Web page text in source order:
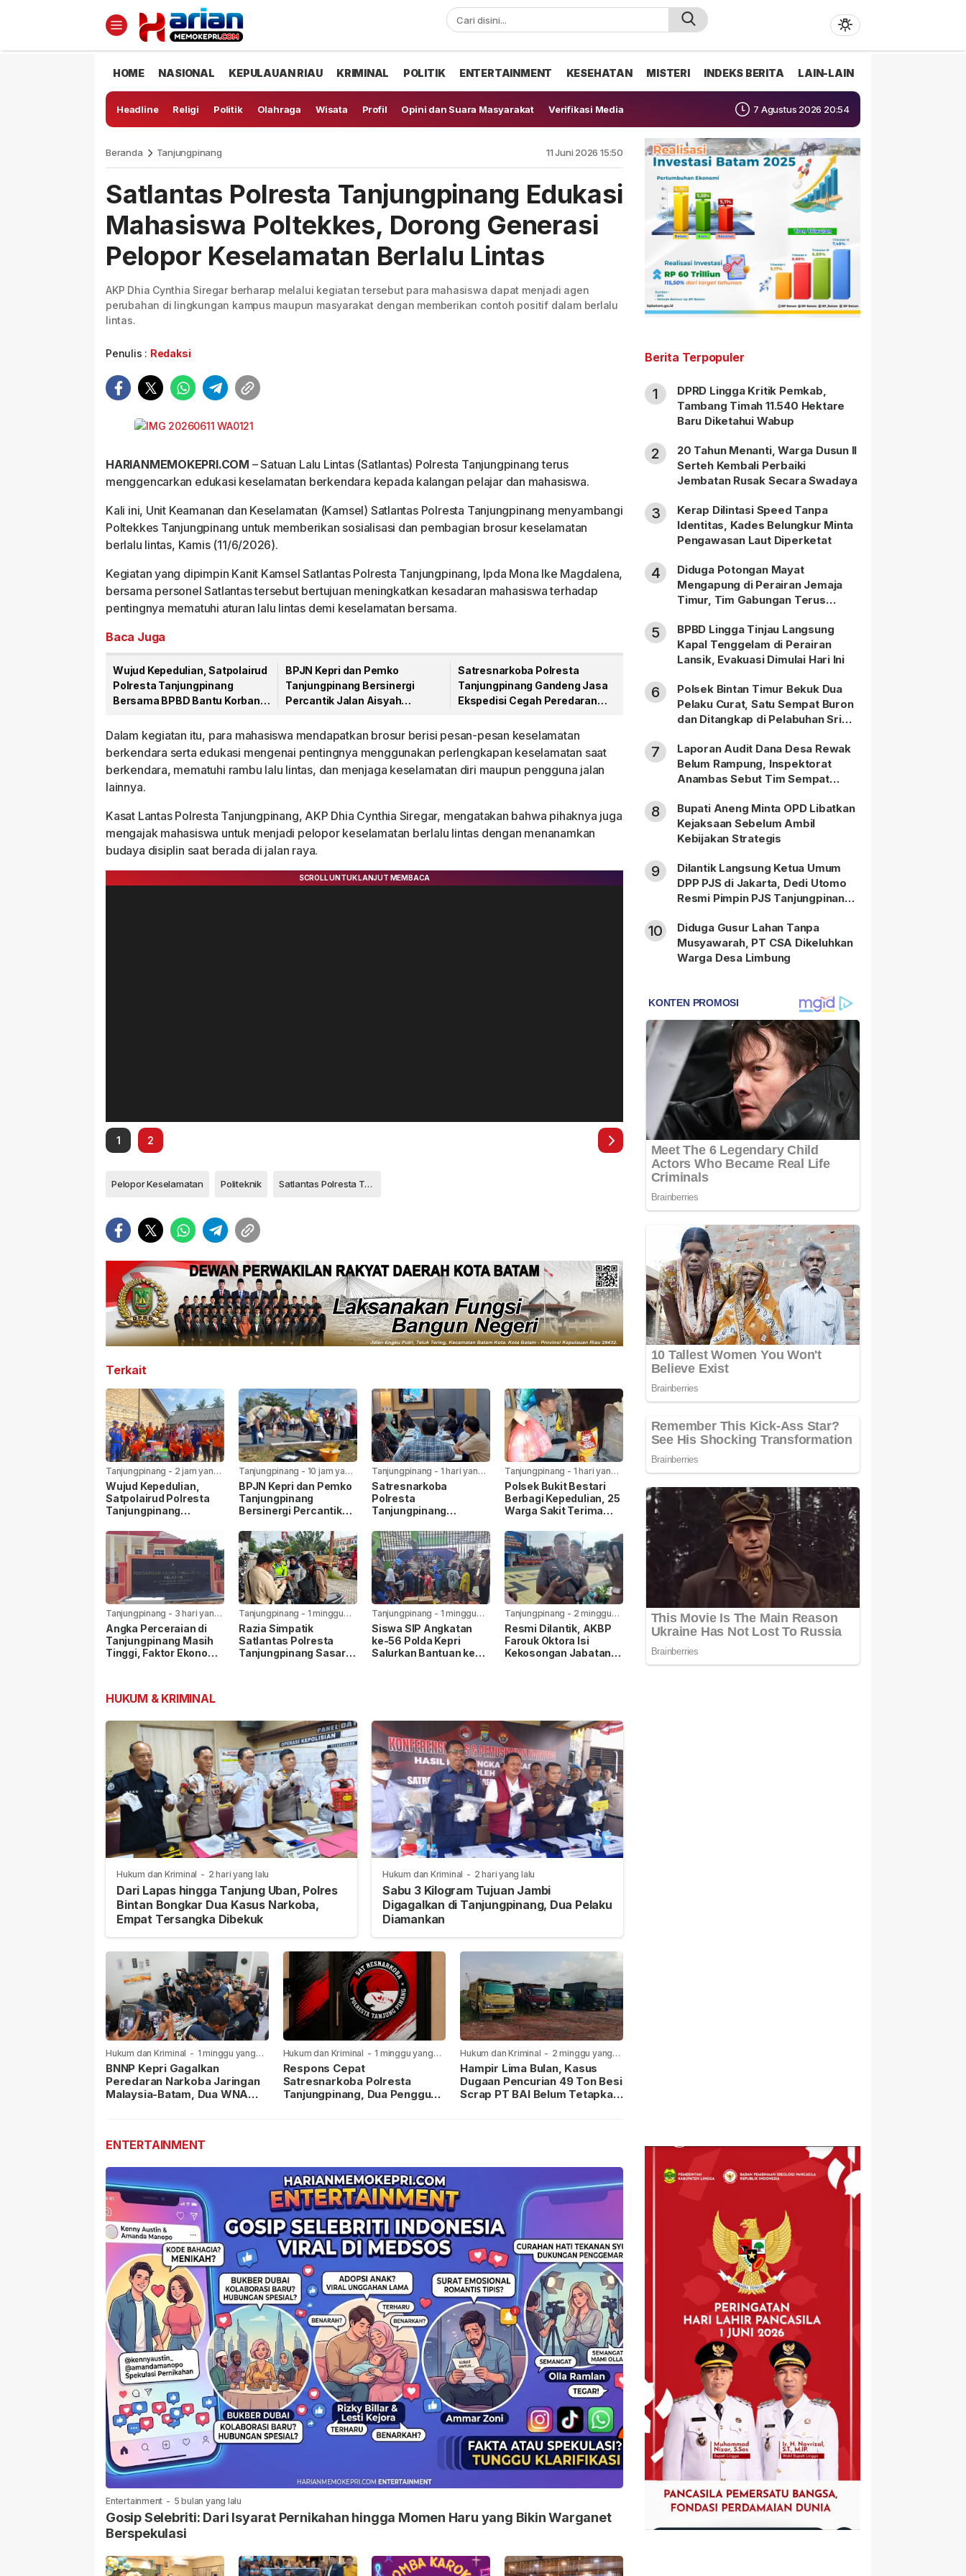
HOME NASIONAL KEPULAUAN RIAU KRIMINAL POLITIK ENTERTAINMENT KESEHATAN MISTERI INDEKS BERITA LAIN-LAIN
Headline Religi Politik Olahraga Wisata Profil Opini dan Suara Masyarakat Verifikasi Media 7 Agustus 2026 20:54
Beranda Tanjungpinang 11 Juni 2026 15:50
Satlantas Polresta Tanjungpinang Edukasi
Mahasiswa Poltekkes, Dorong Generasi
Pelopor Keselamatan Berlalu Lintas
AKP Dhia Cynthia Siregar berharap melalui kegiatan tersebut para mahasiswa dapat menjadi agen
perubahan di lingkungan kampus maupun masyarakat dengan memberikan contoh positif dalam berlalu
lintas.
Penulis : Redaksi
HARIANMEMOKEPRI.COM – Satuan Lalu Lintas (Satlantas) Polresta Tanjungpinang terus
menggencarkan edukasi keselamatan berkendara kepada kalangan pelajar dan mahasiswa.
Kali ini, Unit Keamanan dan Keselamatan (Kamsel) Satlantas Polresta Tanjungpinang menyambangi
Poltekkes Tanjungpinang untuk memberikan sosialisasi dan pembagian brosur keselamatan
berlalu lintas, Kamis (11/6/2026).
Kegiatan yang dipimpin Kanit Kamsel Satlantas Polresta Tanjungpinang, Ipda Mona Ike Magdalena,
bersama personel Satlantas tersebut bertujuan meningkatkan kesadaran mahasiswa terhadap
pentingnya mematuhi aturan lalu lintas demi keselamatan bersama.
Baca Juga
Wujud Kepedulian, Satpolairud
Polresta Tanjungpinang
Bersama BPBD Bantu Korban
BPJN Kepri dan Pemko
Tanjungpinang Bersinergi
Percantik Jalan Aisyah
Satresnarkoba Polresta
Tanjungpinang Gandeng Jasa
Ekspedisi Cegah Peredaran
Dalam kegiatan itu, para mahasiswa mendapatkan brosur berisi pesan-pesan keselamatan
berkendara serta edukasi mengenai pentingnya menggunakan perlengkapan keselamatan saat
berkendara, mematuhi rambu lalu lintas, dan menjaga keselamatan diri maupun pengguna jalan
lainnya.
Kasat Lantas Polresta Tanjungpinang, AKP Dhia Cynthia Siregar, mengatakan bahwa pihaknya juga
mengajak mahasiswa untuk menjadi pelopor keselamatan berlalu lintas dengan menanamkan
budaya disiplin saat berada di jalan raya.
1 2
Pelopor Keselamatan Politeknik Satlantas Polresta Tanjungpinang
Terkait
Tanjungpinang - 2 jam yang
lalu
Wujud Kepedulian,
Satpolairud Polresta
Tanjungpinang
Korban Laka Laut
Tanjungpinang - 10 jam yang
lalu
BPJN Kepri dan Pemko
Tanjungpinang
Bersinergi Percantik
Menjelang HUT RI
Tanjungpinang - 1 hari yang
lalu
Satresnarkoba
Polresta
Tanjungpinang
Ekspedisi Cegah
Peredaran Narkoba
Lewat Paket Kiriman
Tanjungpinang - 1 hari yang
lalu
Polsek Bukit Bestari
Berbagi Kepedulian, 25
Warga Sakit Terima
81 RI
Tanjungpinang - 3 hari yang
lalu
Angka Perceraian di
Tanjungpinang Masih
Tinggi, Faktor Ekonomi
Tanjungpinang - 1 minggu
yang lalu
Razia Simpatik
Satlantas Polresta
Tanjungpinang Sasar
Tanjungpinang - 1 minggu
yang lalu
Siswa SIP Angkatan
ke-56 Polda Kepri
Salurkan Bantuan ke
Tanjungpinang - 2 minggu
yang lalu
Resmi Dilantik, AKBP
Farouk Oktora Isi
Kekosongan Jabatan
HUKUM & KRIMINAL
Hukum dan Kriminal - 2 hari yang lalu
Dari Lapas hingga Tanjung Uban, Polres
Bintan Bongkar Dua Kasus Narkoba,
Empat Tersangka Dibekuk
Hukum dan Kriminal - 2 hari yang lalu
Sabu 3 Kilogram Tujuan Jambi
Digagalkan di Tanjungpinang, Dua Pelaku
Diamankan
Hukum dan Kriminal - 1 minggu yang
lalu
BNNP Kepri Gagalkan
Peredaran Narkoba Jaringan
Malaysia-Batam, Dua WNA
Hukum dan Kriminal - 1 minggu yang
lalu
Respons Cepat
Satresnarkoba Polresta
Tanjungpinang, Dua Pengguna
Hukum dan Kriminal - 2 minggu yang
lalu
Hampir Lima Bulan, Kasus
Dugaan Pencurian 49 Ton Besi
Scrap PT BAI Belum Tetapkan
ENTERTAINMENT
Entertainment - 5 bulan yang lalu
Gosip Selebriti: Dari Isyarat Pernikahan hingga Momen Haru yang Bikin Warganet
Berspekulasi
Berita Terpopuler
1
DPRD Lingga Kritik Pemkab,
Tambang Timah 11.540 Hektare
Baru Diketahui Wabup
2
20 Tahun Menanti, Warga Dusun II
Serteh Kembali Perbaiki
Jembatan Rusak Secara Swadaya
3
Kerap Dilintasi Speed Tanpa
Identitas, Kades Belungkur Minta
Pengawasan Laut Diperketat
4
Diduga Potongan Mayat
Mengapung di Perairan Jemaja
Timur, Tim Gabungan Terus
5
BPBD Lingga Tinjau Langsung
Kapal Tenggelam di Perairan
Lansik, Evakuasi Dimulai Hari Ini
6
Polsek Bintan Timur Bekuk Dua
Pelaku Curat, Satu Sempat Buron
dan Ditangkap di Pelabuhan Sri
7
Laporan Audit Dana Desa Rewak
Belum Rampung, Inspektorat
Anambas Sebut Tim Sempat
8
Bupati Aneng Minta OPD Libatkan
Kejaksaan Sebelum Ambil
Kebijakan Strategis
9
Dilantik Langsung Ketua Umum
DPP PJS di Jakarta, Dedi Utomo
Resmi Pimpin PJS Tanjungpinang-
10
Diduga Gusur Lahan Tanpa
Musyawarah, PT CSA Dikeluhkan
Warga Desa Limbung